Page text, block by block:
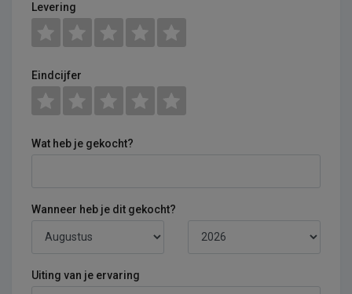
Levering
Eindcijfer
Wat heb je gekocht?
Wanneer heb je dit gekocht?
Uiting van je ervaring